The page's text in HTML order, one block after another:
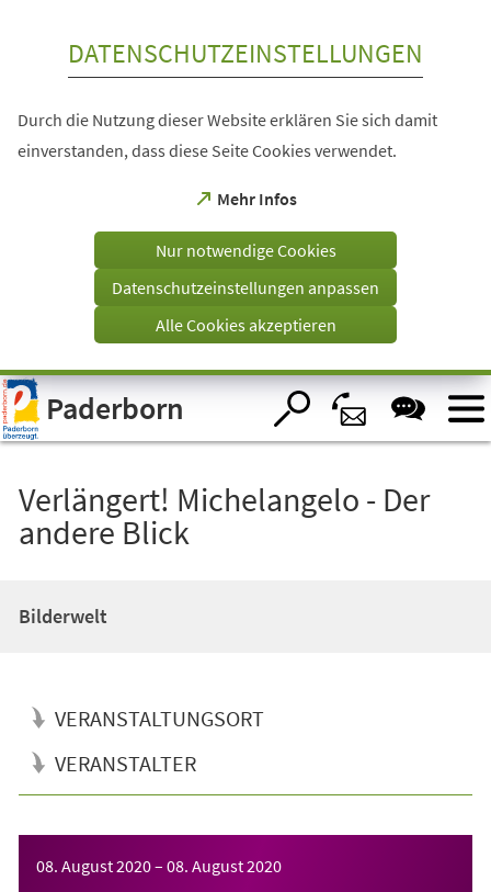
Visuelle
Assistenzsoftware
öffnen.
DATENSCHUTZEINSTELLUNGEN
Durch die Nutzung dieser Website erklären Sie sich damit
einverstanden, dass diese Seite Cookies verwendet.
Mehr Infos
(Öffnet
einem
Tab)
Nur notwendige Cookies
Datenschutzeinstellungen anpassen
Alle Cookies akzeptieren
Paderborn
Verlängert! Michelangelo - Der
andere Blick
Bilderwelt
VERANSTALTUNGSORT
VERANSTALTER
08. August 2020– 08. August 2020